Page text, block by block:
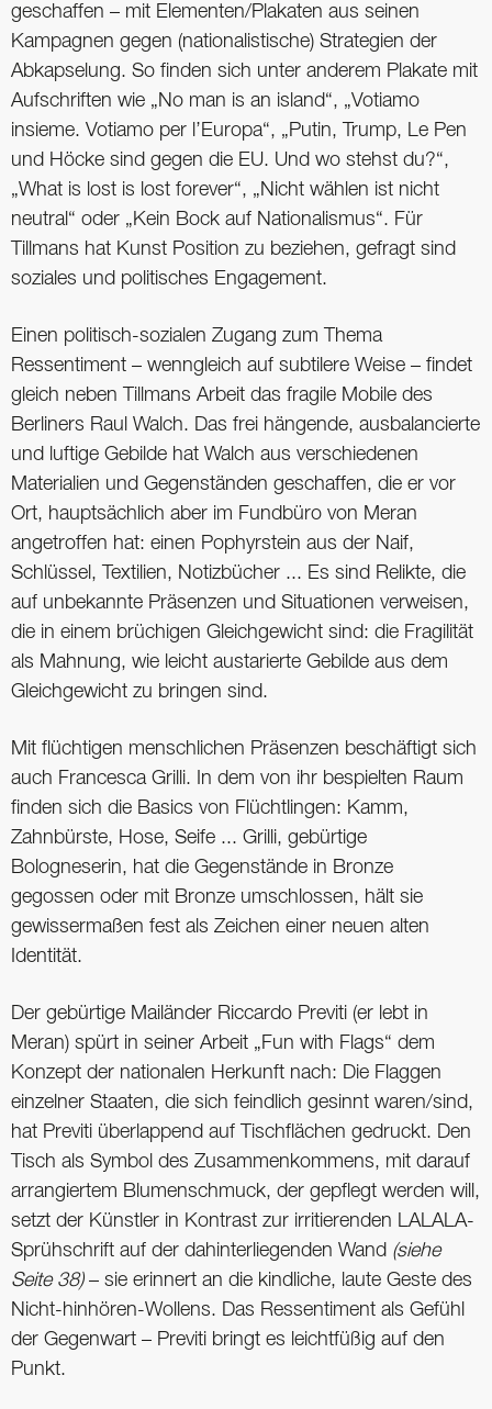
geschaffen – mit Elementen/Plakaten aus seinen
Kampagnen gegen (nationalistische) Strategien der
Abkapselung. So finden sich unter anderem Plakate mit
Aufschriften wie „No man is an island“, „Votiamo
insieme. Votiamo per l’Europa“, „Putin, Trump, Le Pen
und Höcke sind gegen die EU. Und wo stehst du?“,
„What is lost is lost forever“, „Nicht wählen ist nicht
neutral“ oder „Kein Bock auf Nationalismus“. Für
Tillmans hat Kunst Position zu beziehen, gefragt sind
soziales und politisches Engagement.
Einen politisch-sozialen Zugang zum Thema
Ressentiment – wenngleich auf subtilere Weise – findet
gleich neben Tillmans Arbeit das fragile Mobile des
Berliners Raul Walch. Das frei hängende, ausbalancierte
und luftige Gebilde hat Walch aus verschiedenen
Materialien und Gegenständen geschaffen, die er vor
Ort, hauptsächlich aber im Fundbüro von Meran
angetroffen hat: einen Pophyrstein aus der Naif,
Schlüssel, Textilien, Notizbücher ... Es sind Relikte, die
auf unbekannte Präsenzen und Situationen verweisen,
die in einem brüchigen Gleichgewicht sind: die Fragilität
als Mahnung, wie leicht austarierte Gebilde aus dem
Gleichgewicht zu bringen sind.
Mit flüchtigen menschlichen Präsenzen beschäftigt sich
auch Francesca Grilli. In dem von ihr bespielten Raum
finden sich die Basics von Flüchtlingen: Kamm,
Zahnbürste, Hose, Seife ... Grilli, gebürtige
Bologneserin, hat die Gegenstände in Bronze
gegossen oder mit Bronze umschlossen, hält sie
gewissermaßen fest als Zeichen einer neuen alten
Identität.
Der gebürtige Mailänder Riccardo Previti (er lebt in
Meran) spürt in seiner Arbeit „Fun with Flags“ dem
Konzept der nationalen Herkunft nach: Die Flaggen
einzelner Staaten, die sich feindlich gesinnt waren/sind,
hat Previti überlappend auf Tischflächen gedruckt. Den
Tisch als Symbol des Zusammenkommens, mit darauf
arrangiertem Blumenschmuck, der gepflegt werden will,
setzt der Künstler in Kontrast zur irritierenden LALALA-
Sprühschrift auf der dahinterliegenden Wand (siehe
Seite 38) – sie erinnert an die kindliche, laute Geste des
Nicht-hinhören-Wollens. Das Ressentiment als Gefühl
der Gegenwart – Previti bringt es leichtfüßig auf den
Punkt.